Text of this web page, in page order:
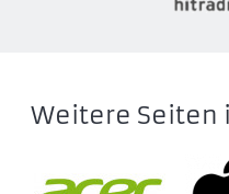
Weitere Seiten